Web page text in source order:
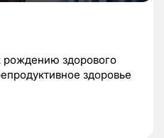
рождению здорового
здоровье